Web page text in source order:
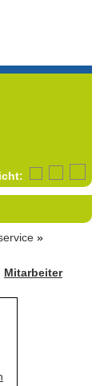
»
Mitarbeiter